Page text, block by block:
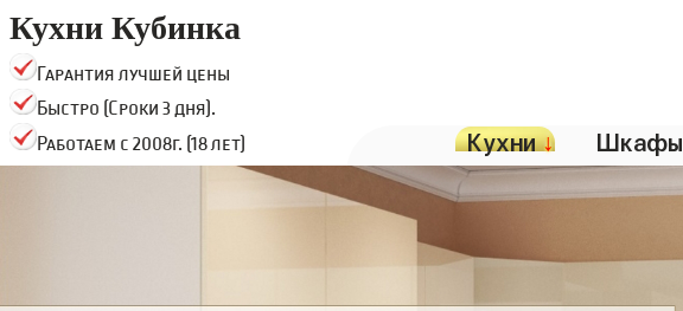
Кухни Кубинка
Гарантия лучшей цены
Быстро (Сроки 3 дня).
Работаем с 2008г. (18 лет)
Кухни↓ Шкафы